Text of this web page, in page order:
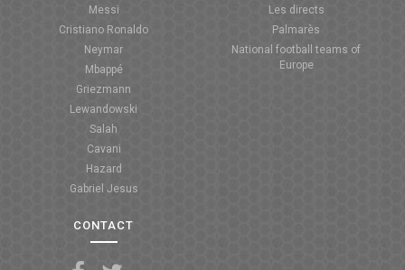
Messi
Cristiano Ronaldo
Neymar
Mbappé
Griezmann
Lewandowski
Salah
Cavani
Hazard
Gabriel Jesus
Les directs
Palmarès
National football teams of
Europe
CONTACT